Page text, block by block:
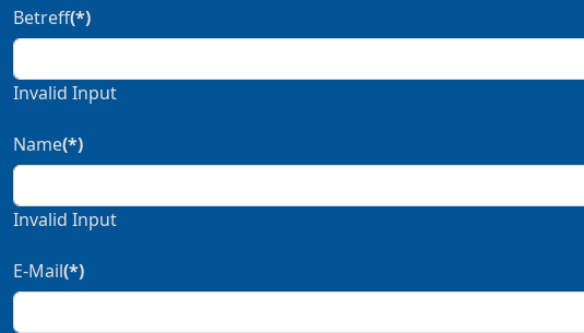
Betreff(*)
Invalid Input
Name(*)
Invalid Input
E-Mail(*)